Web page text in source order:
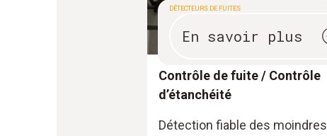
DÉTECTEURS DE FUITES
En savoir plus
Contrôle de fuite / Contrôle
d’étanchéité
Détection fiable des moindres